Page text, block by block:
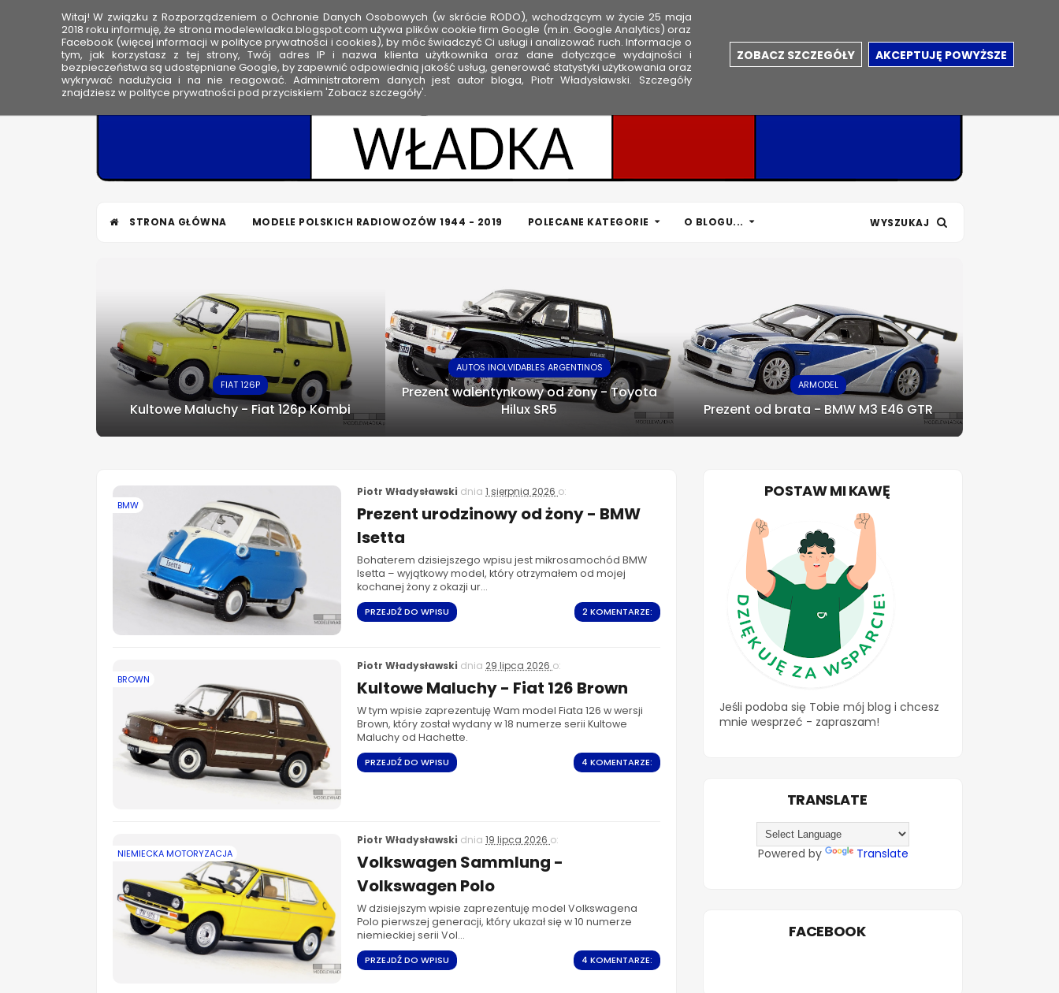
HOME
M
o
d
e
STRONA GŁÓWNA MODELE POLSKICH RADIOWOZÓW 1944 - 2019 POLECANE KATEGORIE O BLOGU... WYSZUKAJ
FIAT 126P
Kultowe Maluchy - Fiat 126p Kombi
AUTOS INOLVIDABLES ARGENTINOS
Prezent walentynkowy od żony - Toyota
Hilux SR5
ARMODEL
Prezent od brata - BMW M3 E46 GTR
BMW
Piotr Władysławski dnia 1 sierpnia 2026 o:
Prezent urodzinowy od żony - BMW
Isetta
Bohaterem dzisiejszego wpisu jest mikrosamochód BMW
Isetta – wyjątkowy model, który otrzymałem od mojej
kochanej żony z okazji ur...
PRZEJDŹ DO WPISU 2 KOMENTARZE:
BROWN
Piotr Władysławski dnia 29 lipca 2026 o:
Kultowe Maluchy - Fiat 126 Brown
W tym wpisie zaprezentuję Wam model Fiata 126 w wersji
Brown, który został wydany w 18 numerze serii Kultowe
Maluchy od Hachette.
PRZEJDŹ DO WPISU 4 KOMENTARZE:
NIEMIECKA MOTORYZACJA
Piotr Władysławski dnia 19 lipca 2026 o:
Volkswagen Sammlung -
Volkswagen Polo
W dzisiejszym wpisie zaprezentuję model Volkswagena
Polo pierwszej generacji, który ukazał się w 10 numerze
niemieckiej serii Vol...
PRZEJDŹ DO WPISU 4 KOMENTARZE:
POSTAW MI KAWĘ
Jeśli podoba się Tobie mój blog i chcesz
mnie wesprzeć - zapraszam!
TRANSLATE
Powered by Translate
FACEBOOK
Witaj! W związku z Rozporządzeniem o Ochronie Danych Osobowych (w skrócie RODO), wchodzącym w życie 25 maja
2018 roku informuję, że strona modelewladka.blogspot.com używa plików cookie firm Google (m.in. Google Analytics) oraz
Facebook (więcej informacji w polityce prywatności i cookies), by móc świadczyć Ci usługi i analizować ruch. Informacje o
tym, jak korzystasz z tej strony, Twój adres IP i nazwa klienta użytkownika oraz dane dotyczące wydajności i
bezpieczeństwa są udostępniane Google, by zapewnić odpowiednią jakość usług, generować statystyki użytkowania oraz
wykrywać nadużycia i na nie reagować. Administratorem danych jest autor bloga, Piotr Władysławski. Szczegóły
znajdziesz w polityce prywatności pod przyciskiem 'Zobacz szczegóły'.
ZOBACZ SZCZEGÓŁY AKCEPTUJĘ POWYŻSZE